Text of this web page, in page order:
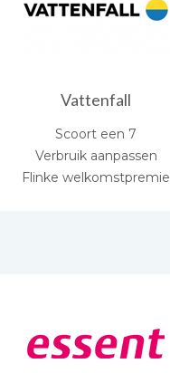
Vattenfall
Scoort een 7
Verbruik aanpassen
Flinke welkomstpremie